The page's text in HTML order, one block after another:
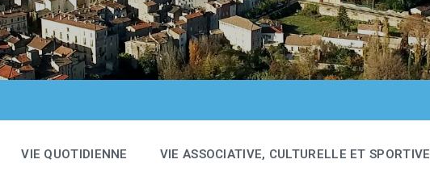
VIE QUOTIDIENNE VIE ASSOCIATIVE, CULTURELLE ET SPORTIVE